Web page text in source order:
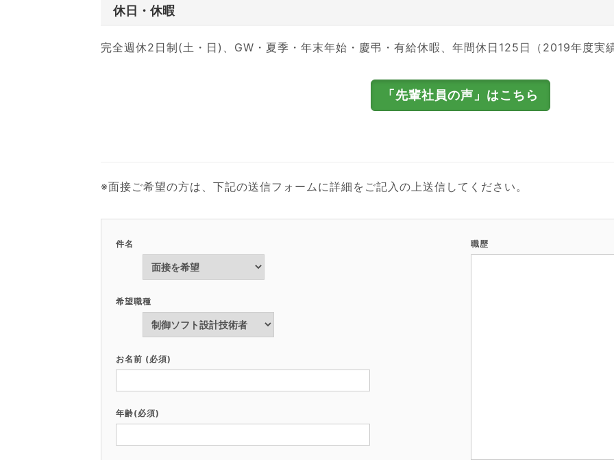
休日・休暇
完全週休2日制(土・日)、GW・夏季・年末年始・慶弔・有給休暇、年間休日125日（2019年度実
「先輩社員の声」はこちら
※面接ご希望の方は、下記の送信フォームに詳細をご記入の上送信してください。
件名
希望職種
お名前 (必須)
年齢(必須)
職歴